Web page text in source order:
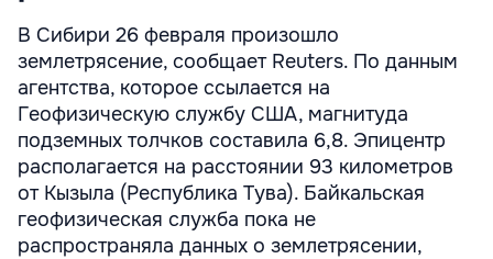
В Сибири 26 февраля произошло
землетрясение, сообщает Reuters. По данным
агентства, которое ссылается на
Геофизическую службу США, магнитуда
подземных толчков составила 6,8. Эпицентр
располагается на расстоянии 93 километров
от Кызыла (Республика Тува). Байкальская
геофизическая служба пока не
распространяла данных о землетрясении,